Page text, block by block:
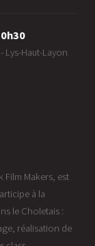
Lys-Haut-Layon
Film Makers, est
à la
le Choletais :
réalisation de